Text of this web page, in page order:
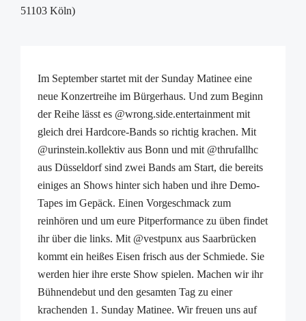
51103 Köln)
Im September startet mit der Sunday Matinee eine
neue Konzertreihe im Bürgerhaus. Und zum Beginn
der Reihe lässt es @wrong.side.entertainment mit
gleich drei Hardcore-Bands so richtig krachen. Mit
@urinstein.kollektiv aus Bonn und mit @thrufallhc
aus Düsseldorf sind zwei Bands am Start, die bereits
einiges an Shows hinter sich haben und ihre Demo-
Tapes im Gepäck. Einen Vorgeschmack zum
reinhören und um eure Pitperformance zu üben findet
ihr über die links. Mit @vestpunx aus Saarbrücken
kommt ein heißes Eisen frisch aus der Schmiede. Sie
werden hier ihre erste Show spielen. Machen wir ihr
Bühnendebut und den gesamten Tag zu einer
krachenden 1. Sunday Matinee. Wir freuen uns auf